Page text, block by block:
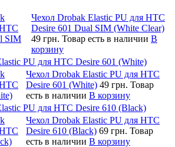
Чехол Drobak Elastic PU для HTC
Desire 601 Dual SIM (White Clear)
49 грн. Товар есть в наличии В
корзину
PU для HTC Desire 601 (White)
Чехол Drobak Elastic PU для HTC
Desire 601 (White) 49 грн. Товар
есть в наличии В корзину
PU для HTC Desire 610 (Black)
Чехол Drobak Elastic PU для HTC
Desire 610 (Black) 69 грн. Товар
есть в наличии В корзину